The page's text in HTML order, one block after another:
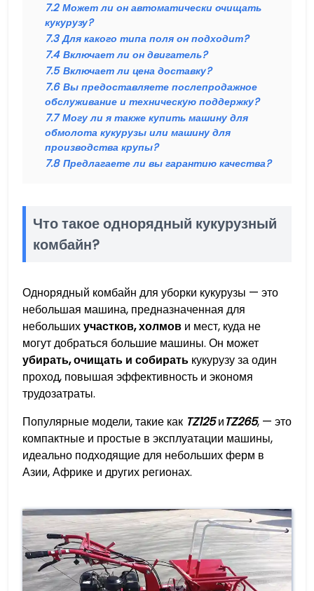
7.2 Может ли он автоматически очищать
кукурузу?
7.3 Для какого типа поля он подходит?
7.4 Включает ли он двигатель?
7.5 Включает ли цена доставку?
7.6 Вы предоставляете послепродажное
обслуживание и техническую поддержку?
7.7 Могу ли я также купить машину для
обмолота кукурузы или машину для
производства крупы?
7.8 Предлагаете ли вы гарантию качества?
Что такое однорядный кукурузный
комбайн?
Однорядный комбайн для уборки кукурузы — это
небольшая машина, предназначенная для
небольшихучастков, холмов и мест, куда не
могут добраться большие машины. Он может
убирать, очищать и собирать кукурузу за один
проход, повышая эффективность и экономя
трудозатраты.
Популярные модели, такие как TZ125иTZ265, — это
компактные и простые в эксплуатации машины,
идеально подходящие для небольших ферм в
Азии, Африке и других регионах.